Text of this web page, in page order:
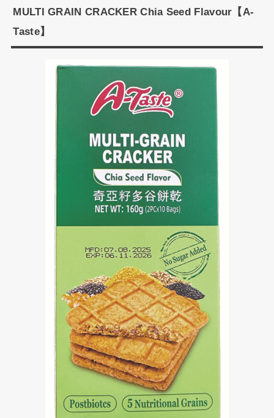
MULTI GRAIN CRACKER Chia Seed Flavour【A-
Taste】